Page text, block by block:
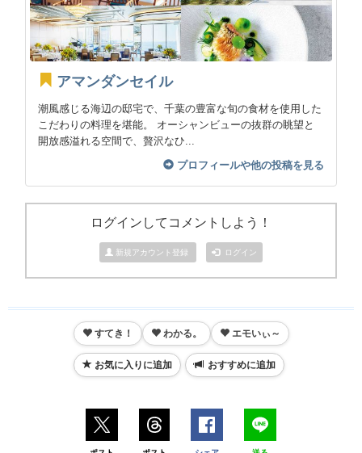
アマンダンセイル
潮風感じる海辺の邸宅で、千葉の豊富な旬の食材を使用した
こだわりの料理を堪能。 オーシャンビューの抜群の眺望と
開放感溢れる空間で、贅沢なひ...
プロフィールや他の投稿を見る
ログインしてコメントしよう！
新規アカウント登録 ログイン
すてき！ わかる。 エモいぃ～
お気に入りに追加 おすすめに追加